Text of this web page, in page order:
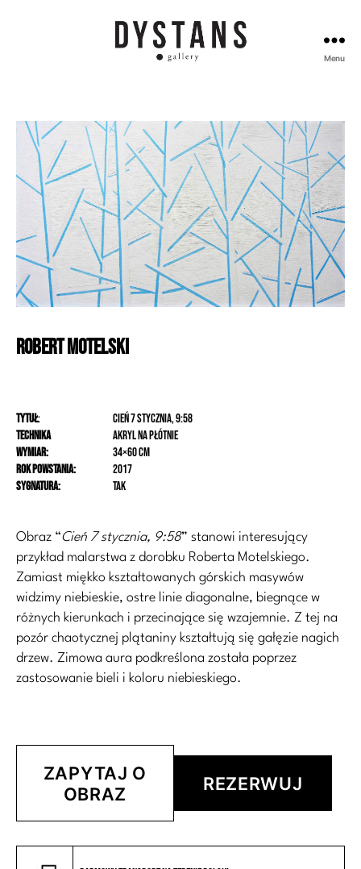
Menu
RobertMotelski
Tytuł:
Cień 7 stycznia, 9:58
Technika
akryl na płótnie
Wymiar:
34×60 cm
Rok powstania:
2017
Sygnatura:
tak
Obraz “Cień 7 stycznia, 9:58” stanowi interesujący
przykład malarstwa z dorobku Roberta Motelskiego.
Zamiast miękko kształtowanych górskich masywów
widzimy niebieskie, ostre linie diagonalne, biegnące w
różnych kierunkach i przecinające się wzajemnie. Z tej na
pozór chaotycznej plątaniny kształtują się gałęzie nagich
drzew. Zimowa aura podkreślona została poprzez
zastosowanie bieli i koloru niebieskiego.
ZAPYTAJ O
OBRAZ
REZERWUJ